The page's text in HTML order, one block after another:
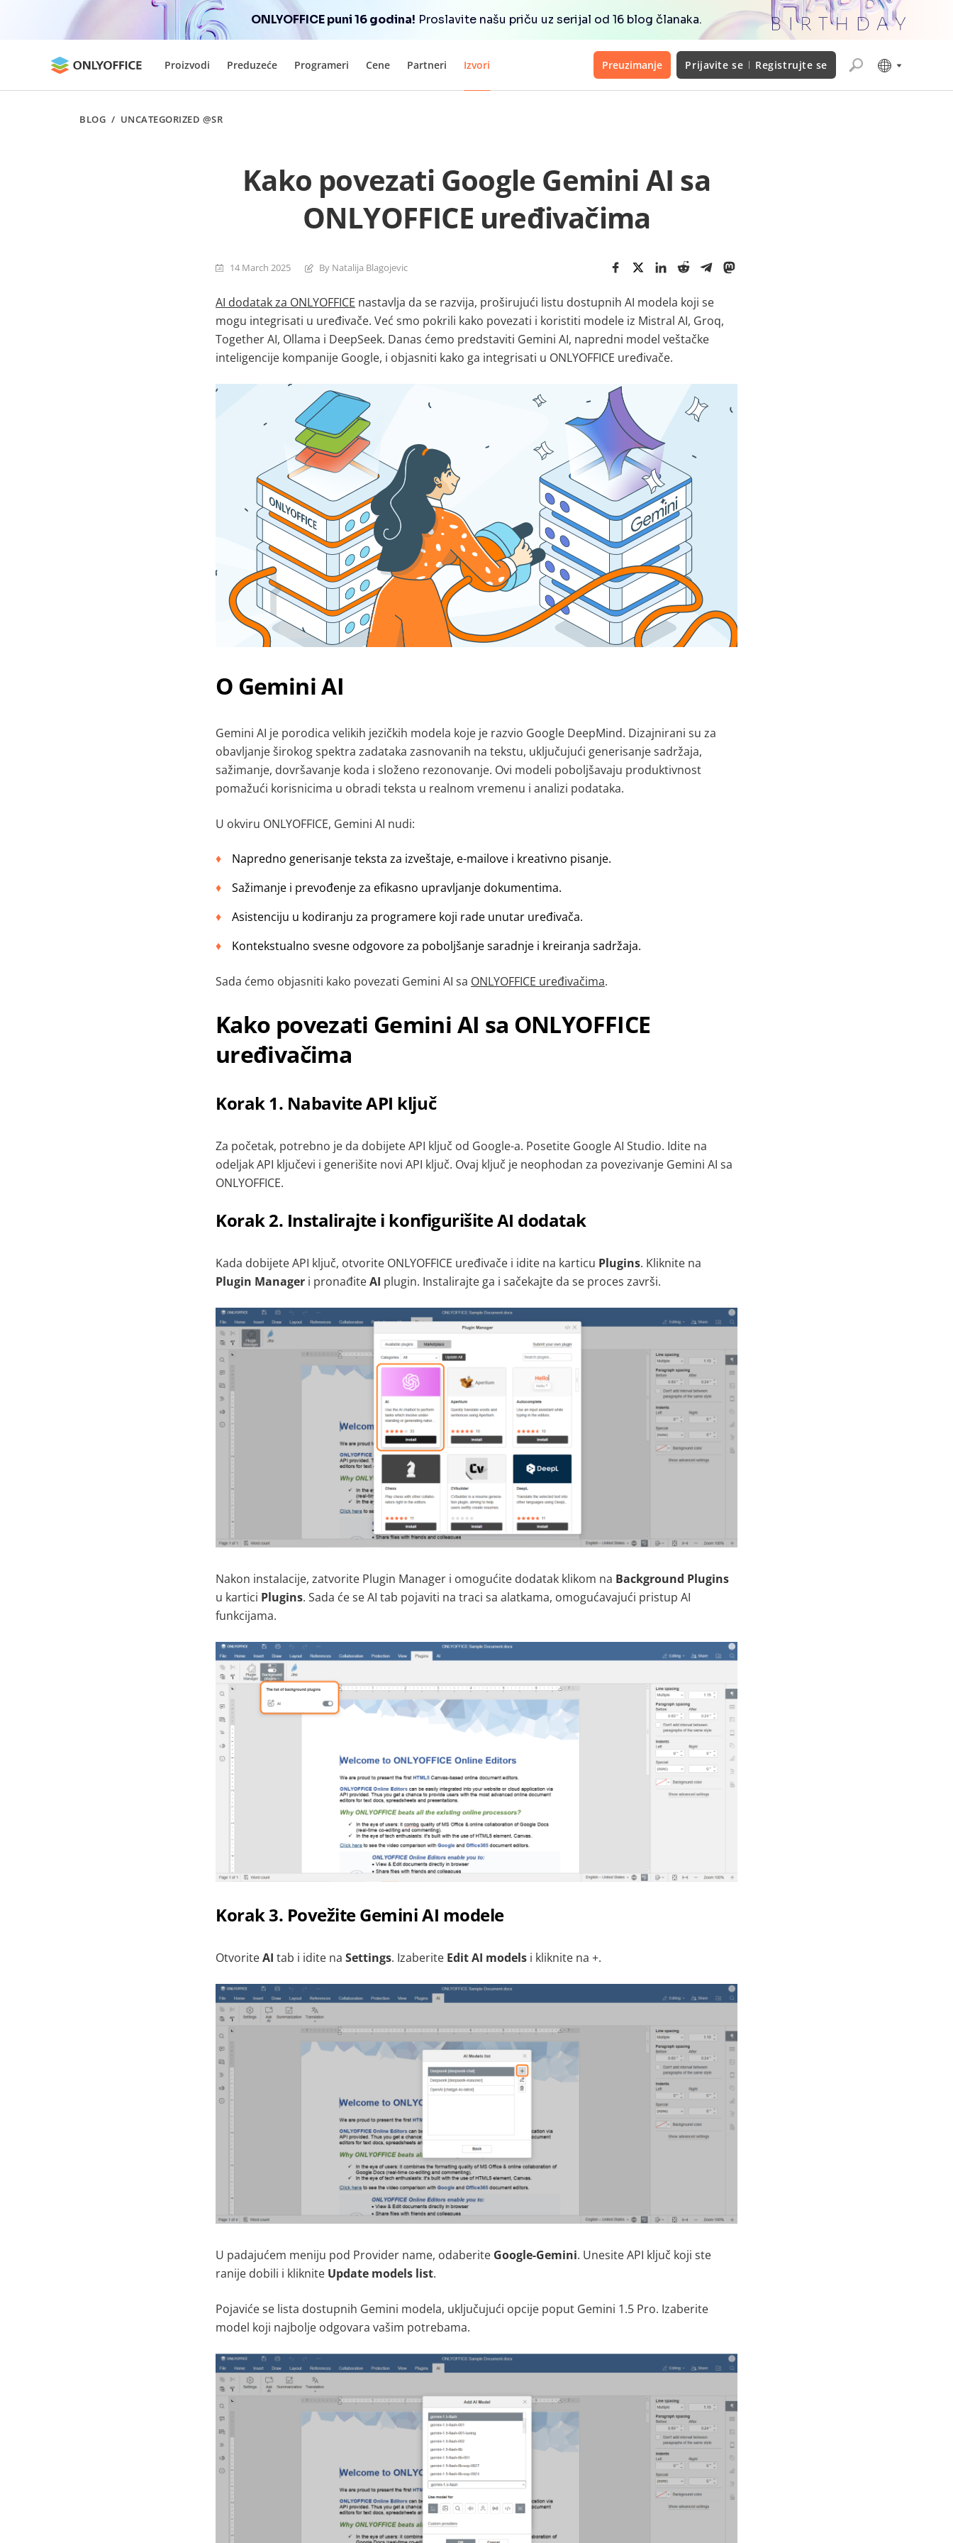
ONLYOFFICE puni 16 godina! Proslavite našu priču uz serijal od 16 blog članaka.
Proizvodi Preduzeće Programeri Cene Partneri Izvori Preuzimanje Prijavite se Registrujte se
BLOG / UNCATEGORIZED @SR
Kako povezati Google Gemini AI sa
ONLYOFFICE uređivačima
14 March 2025 By Natalija Blagojevic
AI dodatak za ONLYOFFICE nastavlja da se razvija, proširujući listu dostupnih AI modela koji se
mogu integrisati u uređivače. Već smo pokrili kako povezati i koristiti modele iz Mistral AI, Groq,
Together AI, Ollama i DeepSeek. Danas ćemo predstaviti Gemini AI, napredni model veštačke
inteligencije kompanije Google, i objasniti kako ga integrisati u ONLYOFFICE uređivače.
O Gemini AI
Gemini AI je porodica velikih jezičkih modela koje je razvio Google DeepMind. Dizajnirani su za
obavljanje širokog spektra zadataka zasnovanih na tekstu, uključujući generisanje sadržaja,
sažimanje, dovršavanje koda i složeno rezonovanje. Ovi modeli poboljšavaju produktivnost
pomažući korisnicima u obradi teksta u realnom vremenu i analizi podataka.
U okviru ONLYOFFICE, Gemini AI nudi:
Napredno generisanje teksta za izveštaje, e-mailove i kreativno pisanje.
Sažimanje i prevođenje za efikasno upravljanje dokumentima.
Asistenciju u kodiranju za programere koji rade unutar uređivača.
Kontekstualno svesne odgovore za poboljšanje saradnje i kreiranja sadržaja.
Sada ćemo objasniti kako povezati Gemini AI sa ONLYOFFICE uređivačima.
Kako povezati Gemini AI sa ONLYOFFICE
uređivačima
Korak 1. Nabavite API ključ
Za početak, potrebno je da dobijete API ključ od Google-a. Posetite Google AI Studio. Idite na
odeljak API ključevi i generišite novi API ključ. Ovaj ključ je neophodan za povezivanje Gemini AI sa
ONLYOFFICE.
Korak 2. Instalirajte i konfigurišiteAI dodatak
Kada dobijete API ključ, otvorite ONLYOFFICE uređivače i idite na karticu Plugins. Kliknite na
Plugin Manager i pronađiteAI plugin. Instalirajte ga i sačekajte da se proces završi.
Nakon instalacije, zatvorite Plugin Manager i omogućite dodatak klikom na Background Plugins
u kartici Plugins. Sada će se AI tab pojaviti na traci sa alatkama, omogućavajući pristup AI
funkcijama.
Korak 3. Povežite Gemini AI modele
OtvoriteAI tab i idite na Settings. Izaberite Edit AI models i kliknite na +.
U padajućem meniju pod Provider name, odaberite Google-Gemini. Unesite API ključ koji ste
ranije dobili i kliknite Update models list.
Pojaviće se lista dostupnih Gemini modela, uključujući opcije poput Gemini 1.5 Pro. Izaberite
model koji najbolje odgovara vašim potrebama.